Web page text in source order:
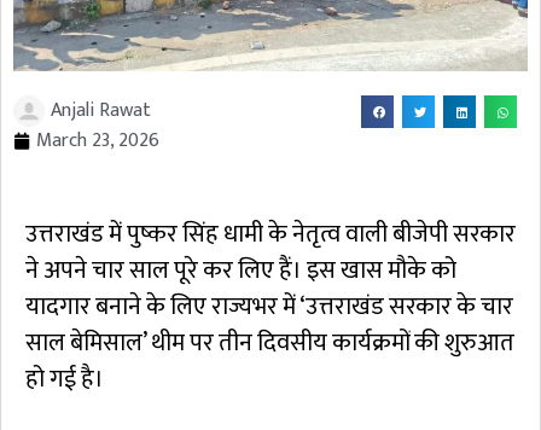
Anjali Rawat
March 23, 2026
उत्तराखंड में पुष्कर सिंह धामी के नेतृत्व वाली बीजेपी सरकार
ने अपने चार साल पूरे कर लिए हैं। इस खास मौके को
यादगार बनाने के लिए राज्यभर में ‘उत्तराखंड सरकार के चार
साल बेमिसाल’ थीम पर तीन दिवसीय कार्यक्रमों की शुरुआत
हो गई है।